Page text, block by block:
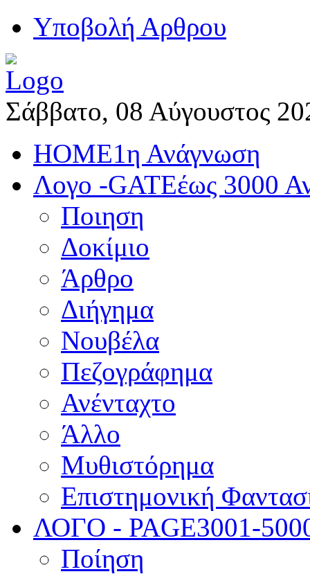
Yποβολή Αρθρου
Σάββατο, 08 Αύγουστος
HOME1η Ανάγνωση
Λογο -GATEέως 3000
Ποιηση
Δοκίμιο
Άρθρο
Διήγημα
Νουβέλα
Πεζογράφημα
Ανένταχτο
Άλλο
Μυθιστόρημα
Επιστημονική
ΛΟΓΟ - PAGE3001-
Ποίηση